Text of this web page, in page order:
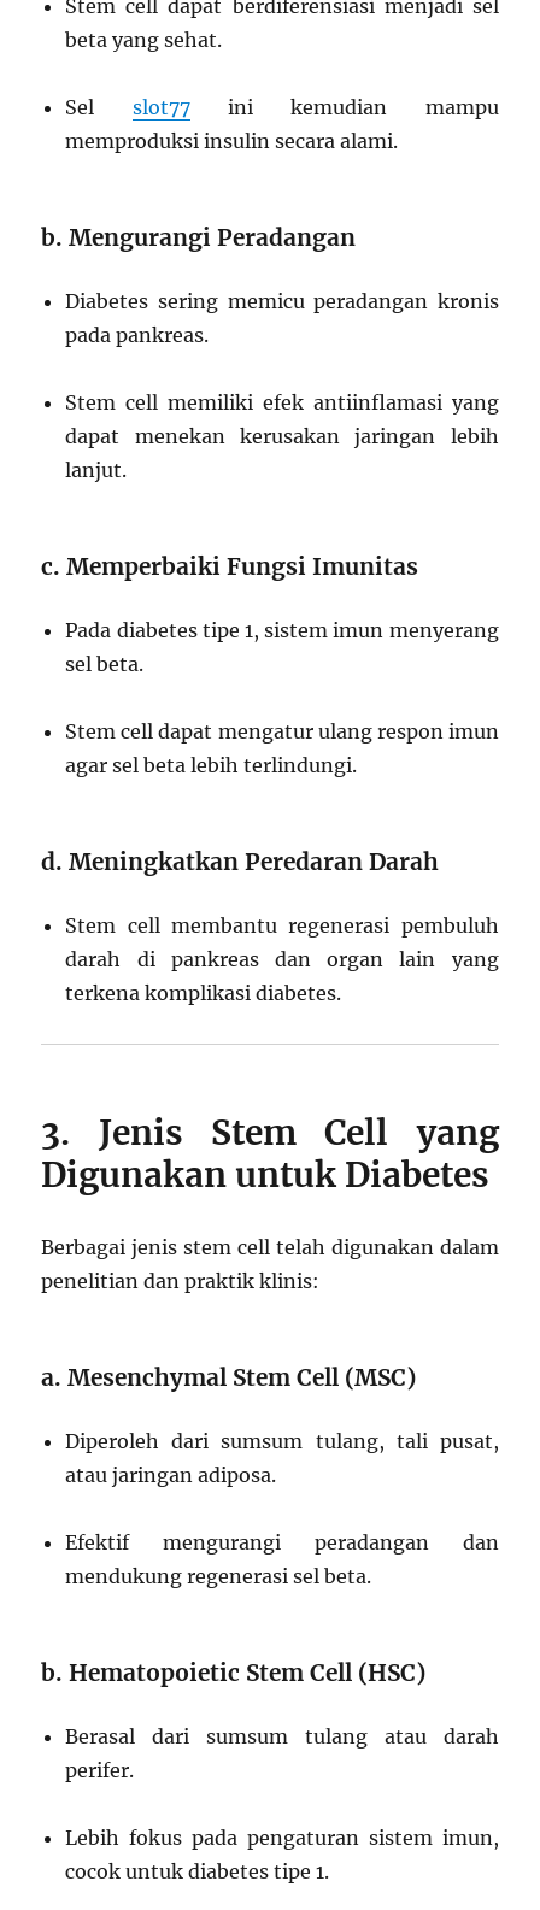
Stem cell dapat berdiferensiasi menjadi sel
beta yang sehat.
Sel slot77ini kemudian mampu
memproduksi insulin secara alami.
b. Mengurangi Peradangan
Diabetes sering memicu peradangan kronis
pada pankreas.
Stem cell memiliki efek antiinflamasi yang
dapat menekan kerusakan jaringan lebih
lanjut.
c. Memperbaiki Fungsi Imunitas
Pada diabetes tipe 1, sistem imun menyerang
sel beta.
Stem cell dapat mengatur ulang respon imun
agar sel beta lebih terlindungi.
d. Meningkatkan Peredaran Darah
Stem cell membantu regenerasi pembuluh
darah di pankreas dan organ lain yang
terkena komplikasi diabetes.
3. Jenis Stem Cell yang
Digunakan untuk Diabetes
Berbagai jenis stem cell telah digunakan dalam
penelitian dan praktik klinis:
a. Mesenchymal Stem Cell (MSC)
Diperoleh dari sumsum tulang, tali pusat,
atau jaringan adiposa.
Efektif mengurangi peradangan dan
mendukung regenerasi sel beta.
b. Hematopoietic Stem Cell (HSC)
Berasal dari sumsum tulang atau darah
perifer.
Lebih fokus pada pengaturan sistem imun,
cocok untuk diabetes tipe 1.